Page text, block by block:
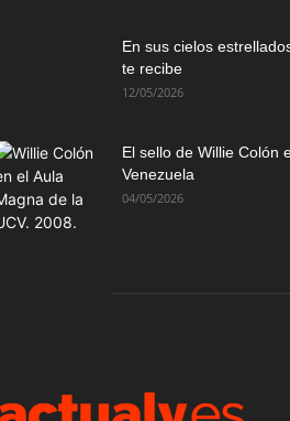
En sus cielos
te recibe
12/05/2026
El sello de Willie Colón
Venezuela
04/05/2026